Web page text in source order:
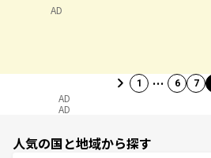
AD
1 … 6 7
AD
AD
人気の国と地域から探す